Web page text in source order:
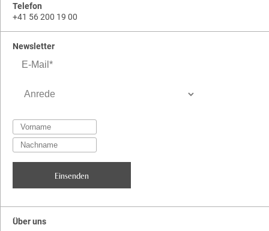
Telefon
+41 56 200 19 00
Newsletter
Über uns